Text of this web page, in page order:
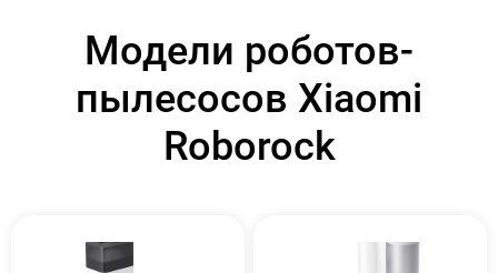
Модели роботов-
пылесосов Xiaomi
Roborock